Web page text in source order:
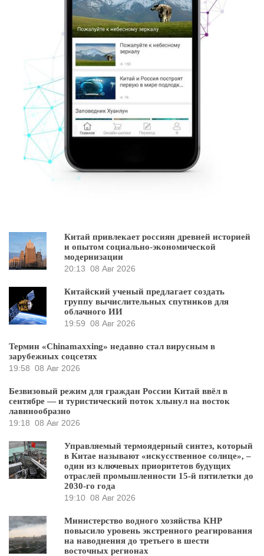
Китай привлекает россиян древней историей
и опытом социально-экономической
модернизации
20:13 08 Авг 2026
Китайский ученый предлагает создать
группу вычислительных спутников для
облачного ИИ
19:59 08 Авг 2026
Термин «Chinamaxxing» недавно стал вирусным в
зарубежных соцсетях
19:58 08 Авг 2026
Безвизовый режим для граждан России Китай ввёл в
сентябре — и туристический поток хлынул на восток
лавинообразно
19:18 08 Авг 2026
Управляемый термоядерный синтез, который
в Китае называют «искусственное солнце», –
один из ключевых приоритетов будущих
отраслей промышленности 15-й пятилетки до
2030-го года
19:10 08 Авг 2026
Министерство водного хозяйства КНР
повысило уровень экстренного реагирования
на наводнения до третьего в шести
восточных регионах